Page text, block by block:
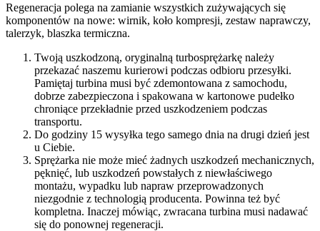
Regeneracja polega na zamianie wszystkich zużywających się
komponentów na nowe: wirnik, koło kompresji, zestaw naprawczy,
talerzyk, blaszka termiczna.
Twoją uszkodzoną, oryginalną turbosprężarkę należy
przekazać naszemu kurierowi podczas odbioru przesyłki.
Pamiętaj turbina musi być zdemontowana z samochodu,
dobrze zabezpieczona i spakowana w kartonowe pudełko
chroniące przekładnie przed uszkodzeniem podczas
transportu.
Do godziny 15 wysyłka tego samego dnia na drugi dzień jest
u Ciebie.
Sprężarka nie może mieć żadnych uszkodzeń mechanicznych,
pęknięć, lub uszkodzeń powstałych z niewłaściwego
montażu, wypadku lub napraw przeprowadzonych
niezgodnie z technologią producenta. Powinna też być
kompletna. Inaczej mówiąc, zwracana turbina musi nadawać
się do ponownej regeneracji.